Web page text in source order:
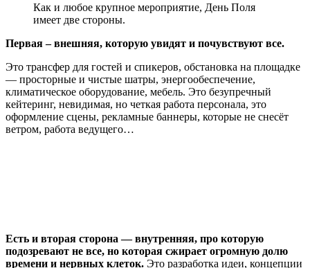
Как и любое крупное мероприятие, День Поля
имеет две стороны.
Первая – внешняя, которую увидят и почувствуют все.
Это трансфер для гостей и спикеров, обстановка на площадке
— просторные и чистые шатры, энергообеспечение,
климатическое оборудование, мебель. Это безупречный
кейтеринг, невидимая, но четкая работа персонала, это
оформление сцены, рекламные баннеры, которые не снесёт
ветром, работа ведущего…
Есть и вторая сторона — внутренняя, про которую
подозревают не все, но которая сжирает огромную долю
времени и нервных клеток. Это разработка идеи, концепции